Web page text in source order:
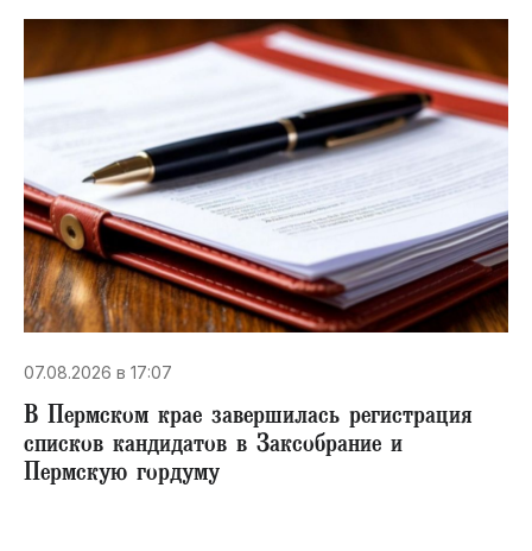
07.08.2026 в 17:07
В Пермском крае завершилась регистрация
списков кандидатов в Заксобрание и
Пермскую гордуму